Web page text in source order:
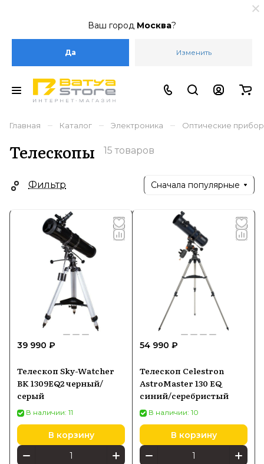
Ваш город Москва?
Да Изменить
Главная – Каталог – Электроника – Оптические
Телескопы 15 товаров
Фильтр Сначала популярные
39 990 ₽
Телескоп Sky-Watcher
BK 1309EQ2 черный/
серый
В наличии: 11
В корзину
54 990 ₽
Телескоп Celestron
AstroMaster 130 EQ
синий/серебристый
В наличии: 10
В корзину